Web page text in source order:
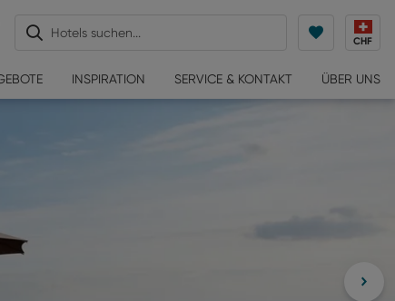
Hotels suchen...
CHF
INSPIRATION SERVICE & KONTAKT ÜBER UNS